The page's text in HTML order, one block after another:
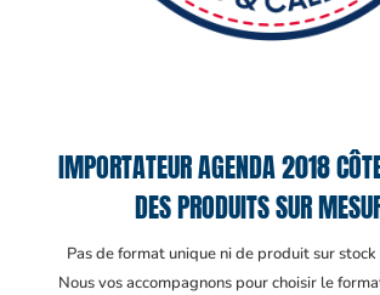
IMPORTATEUR AGENDA 2018
DES PRODUITS SUR
Pas de format unique ni de produit sur
Nous vos accompagnons pour choisir le